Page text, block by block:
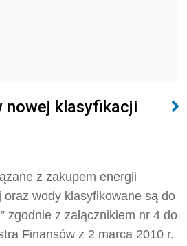
nowej klasyfikacji
z zakupem energii
wody klasyfikowane są do
zgodnie z załącznikiem nr 4 do
Finansów z 2 marca 2010 r.